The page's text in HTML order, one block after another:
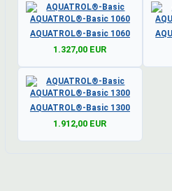
AQUATROL®-Basic 1060
1.327,00 EUR
AQUATROL®-Basic 1300
1.912,00 EUR